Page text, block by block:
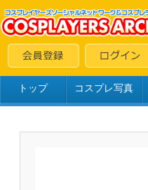
トップ コスプレ写真